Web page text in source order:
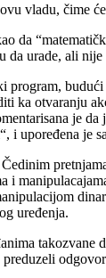
vladu, čime
da
da urade, ali nije
program,
ka otvaranju
je
i upoređena je
i
uređenja.
takozvane